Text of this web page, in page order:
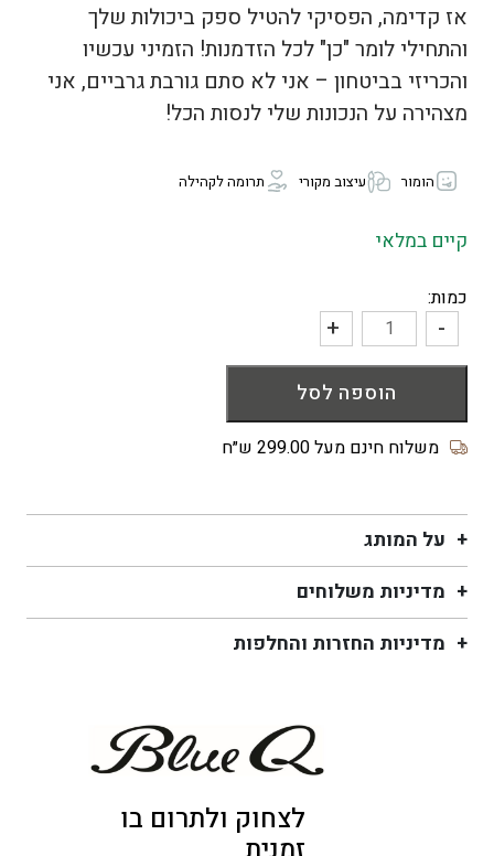
אז קדימה, הפסיקי להטיל ספק ביכולות שלך
והתחילי לומר "כן" לכל הזדמנות! הזמיני עכשיו
והכריזי בביטחון – אני לא סתם גורבת גרביים, אני
מצהירה על הנכונות שלי לנסות הכל!
הומור עיצוב מקורי תרומה לקהילה
קיים במלאי
כמות:
כמות
של
נשים
Whatever
-
+
הוספה לסל
משלוח חינם מעל 299.00 ש״ח
על המותג
מדיניות משלוחים
מדיניות החזרות והחלפות
לצחוק ולתרום בו